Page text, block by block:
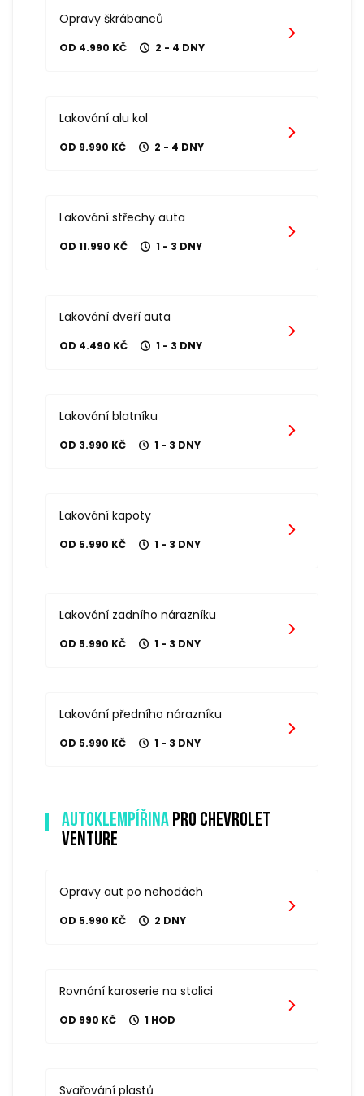
Opravy škrábanců
OD 4.990 KČ 2 - 4 DNY
Lakování alu kol
OD 9.990 KČ 2 - 4 DNY
Lakování střechy auta
OD 11.990 KČ 1 - 3 DNY
Lakování dveří auta
OD 4.490 KČ 1 - 3 DNY
Lakování blatníku
OD 3.990 KČ 1 - 3 DNY
Lakování kapoty
OD 5.990 KČ 1 - 3 DNY
Lakování zadního nárazníku
OD 5.990 KČ 1 - 3 DNY
Lakování předního nárazníku
OD 5.990 KČ 1 - 3 DNY
Autoklempířina pro chevrolet
venture
Opravy aut po nehodách
OD 5.990 KČ 2 DNY
Rovnání karoserie na stolici
OD 990 KČ 1 HOD
Svařování plastů